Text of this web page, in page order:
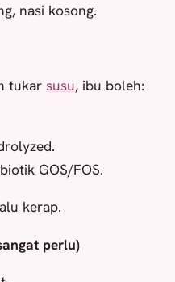
nasi kosong.
tukar susu, ibu boleh:
GOS/FOS.
kerap.
perlu)